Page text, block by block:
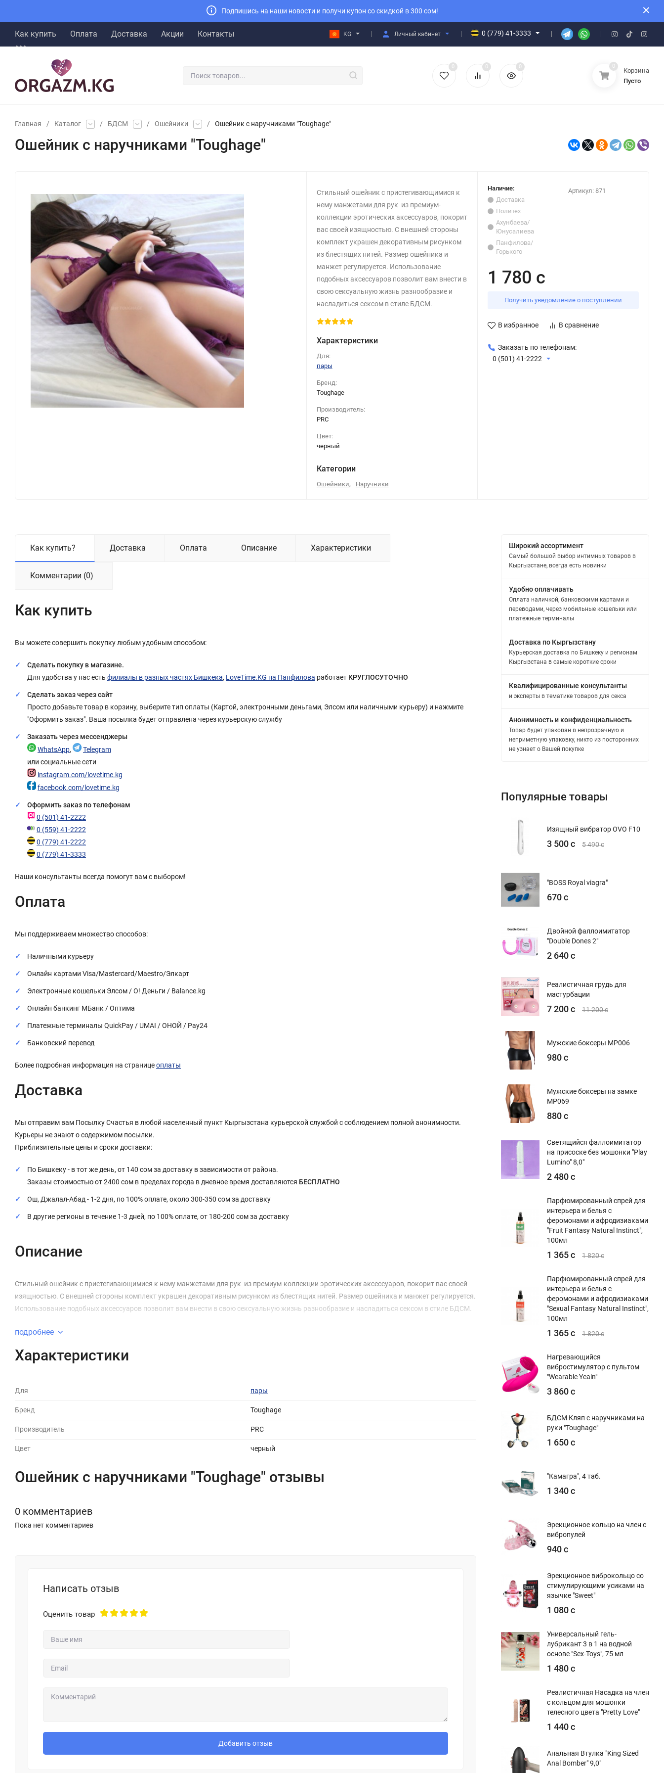
Подпишись на наши новости и получи купон со скидкой в 300 сом!
Как купить Оплата Доставка Акции Контакты KG Личный кабинет 0 (779) 41-3333
0 0 0 0
Корзина
Пусто
Главная / Каталог / БДСМ / Ошейники / Ошейник с наручниками "Toughage"
Ошейник с наручниками "Toughage"
Стильный ошейник с пристегивающимися к
нему манжетами для рук из премиум-
коллекции эротических аксессуаров, покорит
вас своей изящностью. С внешней стороны
комплект украшен декоративным рисунком
из блестящих нитей. Размер ошейника и
манжет регулируется. Использование
подобных аксессуаров позволит вам внести в
свою сексуальную жизнь разнообразие и
насладиться сексом в стиле БДСМ.
Характеристики
Для:
пары
Бренд:
Toughage
Производитель:
PRC
Цвет:
черный
Категории
Ошейники, Наручники
Наличие:
Доставка
Политех
Ахунбаева/
Юнусалиева
Панфилова/
Горького
Артикул: 871
1 780 с
Получить уведомление о поступлении
В избранное В сравнение
Заказать по телефонам:
0 (501) 41-2222
Как купить? Доставка Оплата Описание Характеристики
Комментарии (0)
Как купить
Вы можете совершить покупку любым удобным способом:
Сделать покупку в магазине.
Для удобства у нас есть филиалы в разных частях Бишкека, LoveTime.KG на Панфилова работает КРУГЛОСУТОЧНО
Сделать заказ через сайт
Просто добавьте товар в корзину, выберите тип оплаты (Картой, электронными деньгами, Элсом или наличными курьеру) и нажмите
"Оформить заказ". Ваша посылка будет отправлена через курьерскую службу
Заказать через мессенджеры
WhatsApp,
Telegram
или социальные сети
instagram.com/lovetime.kg
facebook.com/lovetime.kg
Оформить заказ по телефонам
0 (501) 41-2222
0 (559) 41-2222
0 (779) 41-2222
0 (779) 41-3333
Наши консультанты всегда помогут вам с выбором!
Оплата
Мы поддерживаем множество способов:
Наличными курьеру
Онлайн картами Visa/Mastercard/Maestro/Элкарт
Электронные кошельки Элсом / О! Деньги / Balance.kg
Онлайн банкинг МБанк / Оптима
Платежные терминалы QuickPay / UMAI / ОНОЙ / Pay24
Банковский перевод
Более подробная информация на страницеоплаты
Доставка
Мы отправим вам Посылку Счастья в любой населенный пункт Кыргызстана курьерской службой с соблюдением полной анонимности.
Курьеры не знают о содержимом посылки.
Приблизительные цены и сроки доставки:
По Бишкеку - в тот же день, от 140 сом за доставку в зависимости от района.
Заказы стоимостью от 2400 сом в пределах города в дневное время доставляются БЕСПЛАТНО
Ош, Джалал-Абад - 1-2 дня, по 100% оплате, около 300-350 сом за доставку
В другие регионы в течение 1-3 дней, по 100% оплате, от 180-200 сом за доставку
Описание
Стильный ошейник с пристегивающимися к нему манжетами для рук из премиум-коллекции эротических аксессуаров, покорит вас своей
изящностью. С внешней стороны комплект украшен декоративным рисунком из блестящих нитей. Размер ошейника и манжет регулируется.
Использование подобных аксессуаров позволит вам внести в свою сексуальную жизнь разнообразие и насладиться сексом в стиле БДСМ.
подробнее
Характеристики
Для пары
Бренд Toughage
Производитель PRC
Цвет черный
Ошейник с наручниками "Toughage" отзывы
0 комментариев
Пока нет комментариев
Написать отзыв
Оценить товар
Добавить отзыв
Широкий ассортимент
Самый большой выбор интимных товаров в
Кыргызстане, всегда есть новинки
Удобно оплачивать
Оплата наличкой, банковскими картами и
переводами, через мобильные кошельки или
платежные терминалы
Доставка по Кыргызстану
Курьерская доставка по Бишкеку и регионам
Кыргызстана в самые короткие сроки
Квалифицированные консультанты
и эксперты в тематике товаров для секса
Анонимность и конфиденциальность
Товар будет упакован в непрозрачную и
неприметную упаковку, никто из посторонних
не узнает о Вашей покупке
Популярные товары
Изящный вибратор OVO F10
3 500 с 5 490 с
"BOSS Royal viagra"
670 с
Двойной фаллоимитатор
"Double Dones 2"
2 640 с
Реалистичная грудь для
мастурбации
7 200 с 11 200 с
Мужские боксеры MP006
980 с
Мужские боксеры на замке
MP069
880 с
Светящийся фаллоимитатор
на присоске без мошонки "Play
Lumino" 8,0"
2 480 с
Парфюмированный спрей для
интерьера и белья с
феромонами и афродизиаками
"Fruit Fantasy Natural Instinct",
100мл
1 365 с 1 820 с
Парфюмированный спрей для
интерьера и белья с
феромонами и афродизиаками
"Sexual Fantasy Natural Instinct",
100мл
1 365 с 1 820 с
Нагревающийся
вибростимулятор с пультом
"Wearable Yeain"
3 860 с
БДСМ Кляп с наручниками на
руки "Toughage"
1 650 с
"Камагра", 4 таб.
1 340 с
Эрекционное кольцо на член с
вибропулей
940 с
Эрекционное виброкольцо со
стимулирующими усиками на
язычке "Sweet"
1 080 с
Универсальный гель-
лубрикант 3 в 1 на водной
основе "Sex-Toys", 75 мл
1 480 с
Реалистичная Насадка на член
с кольцом для мошонки
телесного цвета "Pretty Love"
1 440 с
Анальная Втулка "King Sized
Anal Bomber" 9,0"